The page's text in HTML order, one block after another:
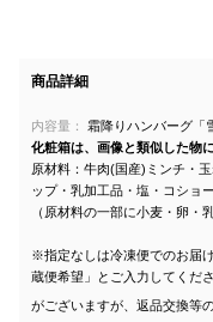
商品詳細
内容量：
霜降りハンバーグ「
化粧箱は、画像と類似した物
原材料：牛肉(国産)ミンチ・
ップ・乳加工品・塩・コショ
（原材料の一部に小麦・卵・
※指定なしは冷凍便でのお届
蔵便希望」とご入力してくだ
がございますが、返品交換等